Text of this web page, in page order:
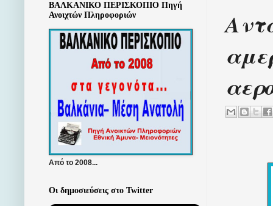
ΒΑΛΚΑΝΙΚΟ ΠΕΡΙΣΚΟΠΙΟ Πηγή
Ανοιχτών Πληροφοριών
Από το 2008...
Οι δημοσιεύσεις στο Twitter